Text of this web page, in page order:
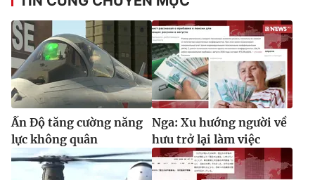
Ấn Độ tăng cường năng
lực không quân
Nga: Xu hướng người về
hưu trở lại làm việc